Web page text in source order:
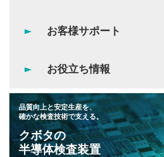
お客様サポート
お役立ち情報
品質向上と安定生産を、
確かな検査技術で支える。
クボタの
半導体検査装置